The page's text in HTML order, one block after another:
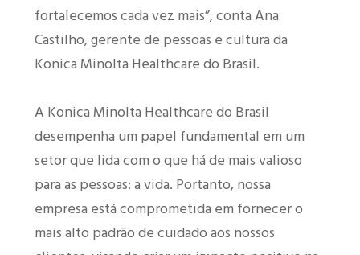
fortalecemos cada vez mais”, conta Ana
Castilho, gerente de pessoas e cultura da
Konica Minolta Healthcare do Brasil.
A Konica Minolta Healthcare do Brasil
desempenha um papel fundamental em um
setor que lida com o que há de mais valioso
para as pessoas: a vida. Portanto, nossa
empresa está comprometida em fornecer o
mais alto padrão de cuidado aos nossos